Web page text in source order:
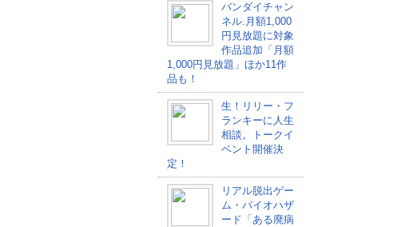
バンダイチャン
ネル.月額1,000
円見放題に対象
作品追加「月額
1,000円見放題」ほか11作
品も！
生！リリー・フ
ランキーに人生
相談。トークイ
ベント開催決
定！
リアル脱出ゲー
ム・バイオハザ
ード「ある廃病